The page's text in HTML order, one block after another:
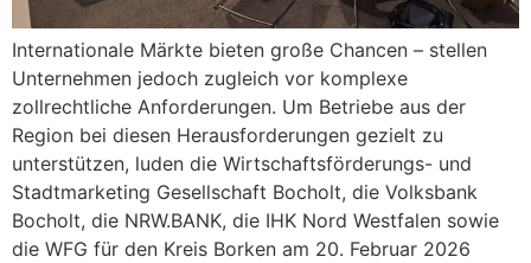
Internationale Märkte bieten große Chancen – stellen
Unternehmen jedoch zugleich vor komplexe
zollrechtliche Anforderungen. Um Betriebe aus der
Region bei diesen Herausforderungen gezielt zu
unterstützen, luden die Wirtschaftsförderungs- und
Stadtmarketing Gesellschaft Bocholt, die Volksbank
Bocholt, die NRW.BANK, die IHK Nord Westfalen sowie
die WFG für den Kreis Borken am 20. Februar 2026